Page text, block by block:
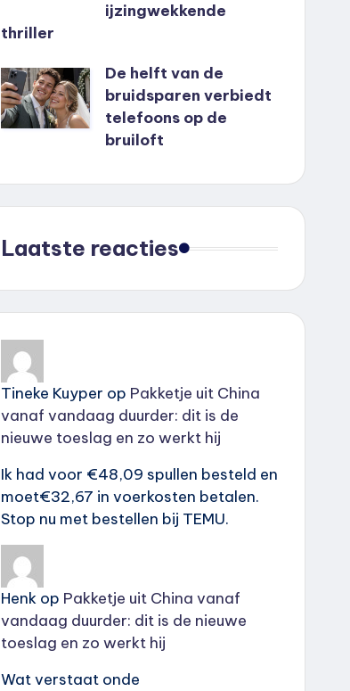
ijzingwekkende
thriller
De helft van de
bruidsparen verbiedt
telefoons op de
bruiloft
Laatste reacties
Tineke Kuyper op Pakketje uit China
vanaf vandaag duurder: dit is de
nieuwe toeslag en zo werkt hij
Ik had voor €48,09 spullen besteld en
moet€32,67 in voerkosten betalen.
Stop nu met bestellen bij TEMU.
Henkop Pakketje uit China vanaf
vandaag duurder: dit is de nieuwe
toeslag en zo werkt hij
Wat verstaat onde